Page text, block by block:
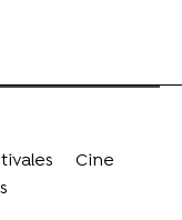
Cine